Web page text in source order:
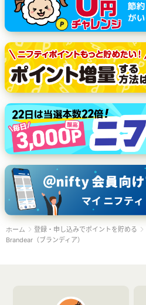
ホーム 登録・申し込みでポイントを貯める
Brandear（ブランディア）